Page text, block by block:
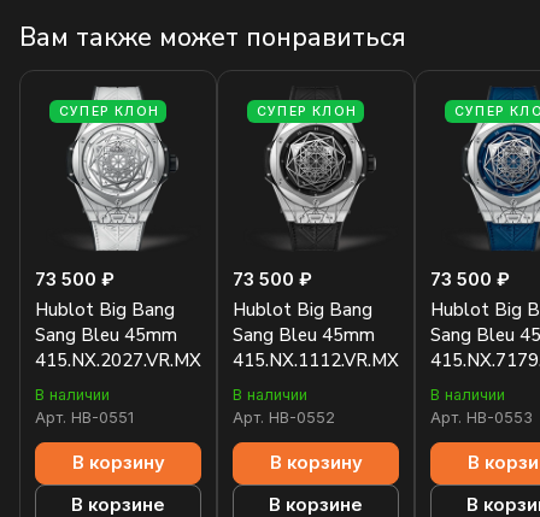
Вам также может понравиться
СУПЕР КЛОН
73 500 ₽
Hublot Big Bang
Sang Bleu 45mm
415.NX.2027.VR.MXM18
В наличии
Арт. HB-0551
В корзину
В корзине
СУПЕР КЛОН
73 500 ₽
Hublot Big Bang
Sang Bleu 45mm
415.NX.1112.VR.MXM16
В наличии
Арт. HB-0552
В корзину
В корзине
СУПЕР
73 500 ₽
Hublot Big
Sang Bleu
В наличии
Арт. HB-0553
В
В